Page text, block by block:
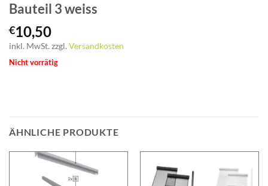
Bauteil 3 weiss
€10,50
inkl. MwSt. zzgl. Versandkosten
Nicht vorrätig
ÄHNLICHE PRODUKTE